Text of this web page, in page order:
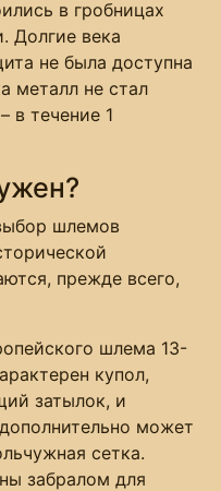
в гробницах
Долгие века
не была доступна
металл не стал
в течение 1
шлемов
прежде всего,
шлема 13-
купол,
затылок, и
может
сетка.
забралом для